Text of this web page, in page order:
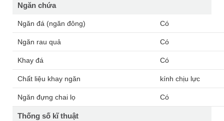
Ngăn chứa
Ngăn đá (ngăn đông) Có
Ngăn rau quả Có
Khay đá Có
Chất liệu khay ngăn kính chịu lực
Ngăn đựng chai lọ Có
Thống số kĩ thuật